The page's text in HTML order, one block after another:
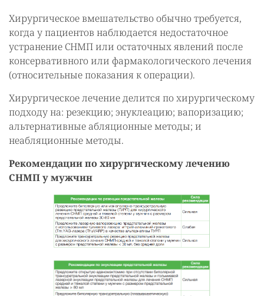
Хирургическое вмешательство обычно требуется,
когда у пациентов наблюдается недостаточное
устранение СНМП или остаточных явлений после
консервативного или фармакологического лечения
(относительные показания к операции).
Хирургическое лечение делится по хирургическому
подходу на: резекцию; энуклеацию; вапоризацию;
альтернативные абляционные методы; и
неабляционные методы.
Рекомендации по хирургическому лечению
СНМП у мужчин